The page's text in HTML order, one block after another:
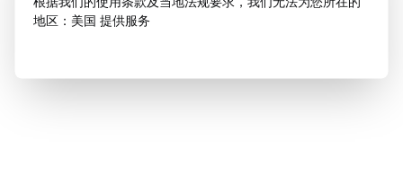
地区：美国 提供服务